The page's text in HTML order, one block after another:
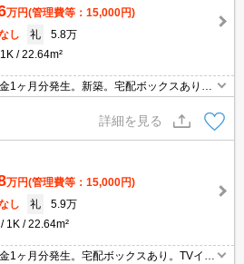
万円(管理費等：15,000円)
し 礼
5.8万
1K 22.64m²
1ヶ月分発生。新築。宅配ボックスあり。
詳細を見る
万円(管理費等：15,000円)
し 礼
5.9万
1K 22.64m²
1ヶ月分発生。宅配ボックスあり。TVイン